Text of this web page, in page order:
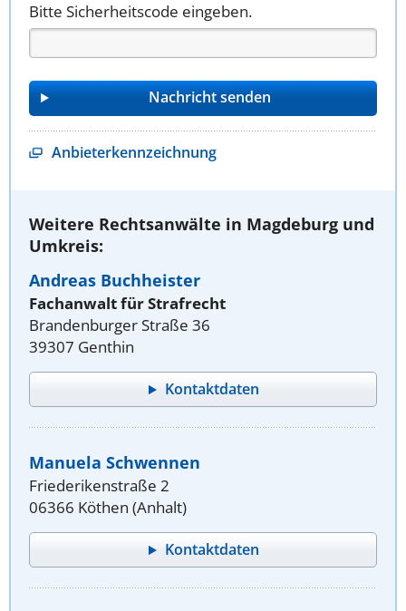
Bitte Sicherheitscode eingeben.
Anbieterkennzeichnung
Weitere Rechtsanwälte in Magdeburg und
Umkreis:
Andreas Buchheister
Fachanwalt für Strafrecht
Brandenburger Straße 36
39307 Genthin
Kontaktdaten
Manuela Schwennen
Friederikenstraße 2
06366 Köthen (Anhalt)
Kontaktdaten